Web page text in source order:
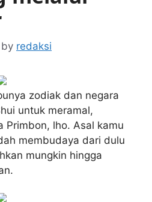
by redaksi
zodiak dan negara
untuk meramal,
Primbon, lho. Asal kamu
membudaya dari dulu
mungkin hingga